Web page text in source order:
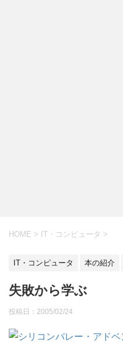
HOME > IT・コンピュータ >
IT・コンピュータ 本の紹介
失敗から学ぶ
投稿日： 2005/02/24